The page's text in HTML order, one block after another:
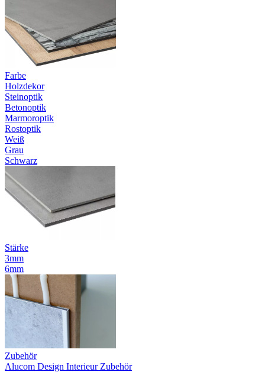
Farbe
Holzdekor
Steinoptik
Betonoptik
Marmoroptik
Rostoptik
Weiß
Grau
Schwarz
Stärke
3mm
6mm
Zubehör
Alucom Design Interieur Zubehör